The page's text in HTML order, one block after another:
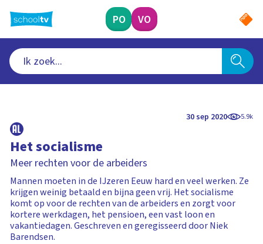
naar
hoofdinhoud
PO VO
30 sep 2020 5.9k
Het socialisme
Meer rechten voor de arbeiders
Mannen moeten in de IJzeren Eeuw hard en veel werken. Ze
krijgen weinig betaald en bijna geen vrij. Het socialisme
komt op voor de rechten van de arbeiders en zorgt voor
kortere werkdagen, het pensioen, een vast loon en
vakantiedagen. Geschreven en geregisseerd door Niek
Barendsen.